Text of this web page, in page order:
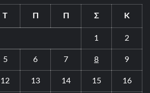
Τ Π Π Σ Κ
1 2
5 6 7 8 9
12 13 14 15 16